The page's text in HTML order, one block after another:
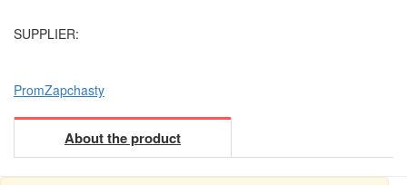
SUPPLIER:
PromZapchasty
About the product